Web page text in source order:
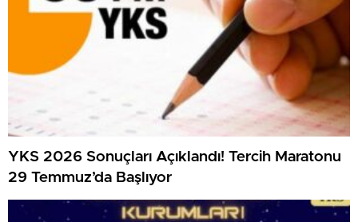
YKS 2026 Sonuçları Açıklandı! Tercih Maratonu
29 Temmuz’da Başlıyor